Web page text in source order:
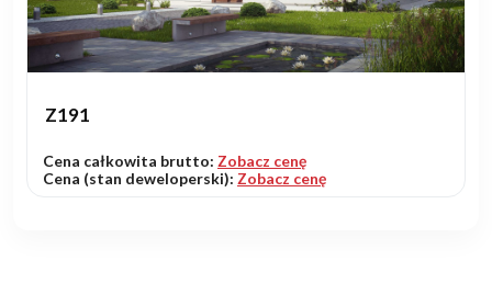
Z191
Cena całkowita brutto: Zobacz cenę
Cena (stan deweloperski): Zobacz cenę